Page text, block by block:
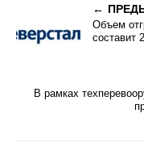
Объем
составит
В рамках